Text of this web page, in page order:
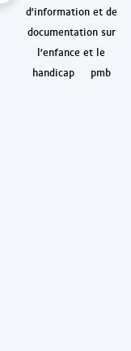
d'information et de
documentation sur
l'enfance et le
handicap
pmb